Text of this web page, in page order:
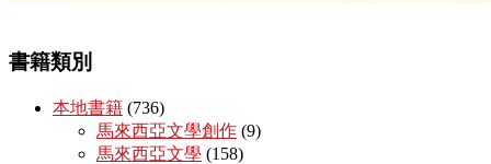
書籍類別
本地書籍 (736)
馬來西亞文學創作 (9)
馬來西亞文學 (158)